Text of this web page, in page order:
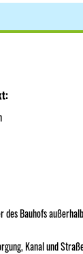
des Bauhofs
Kanal und